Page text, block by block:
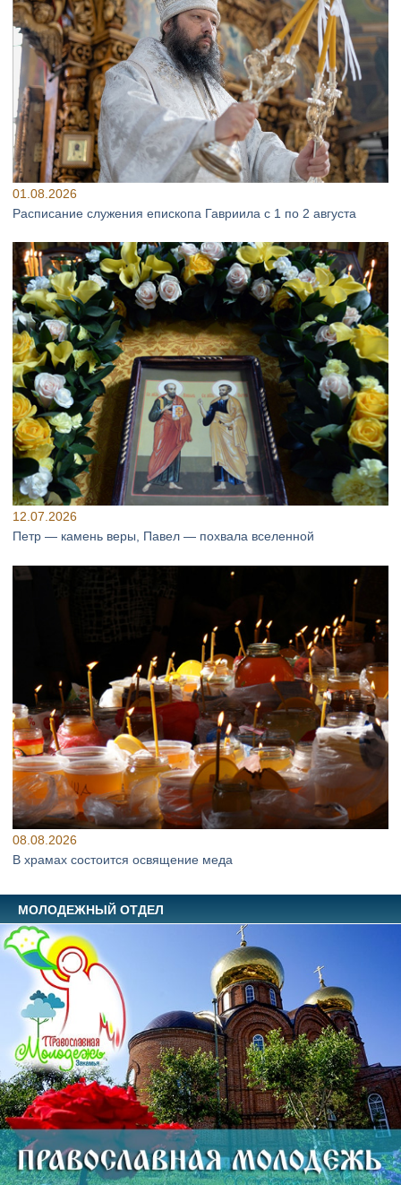
01.08.2026
Расписание служения епископа Гавриила с 1 по 2 августа
12.07.2026
Петр — камень веры, Павел — похвала вселенной
08.08.2026
В храмах состоится освящение меда
МОЛОДЕЖНЫЙ ОТДЕЛ